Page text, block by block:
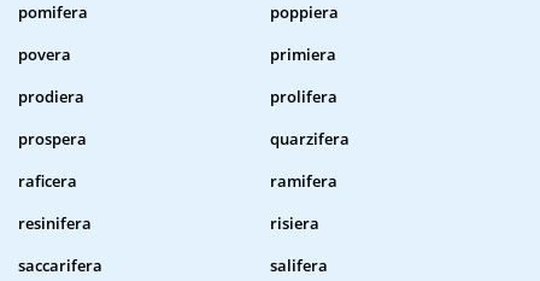
pomifera
poppiera
povera
primiera
prodiera
prolifera
prospera
quarzifera
raficera
ramifera
resinifera
risiera
saccarifera
salifera